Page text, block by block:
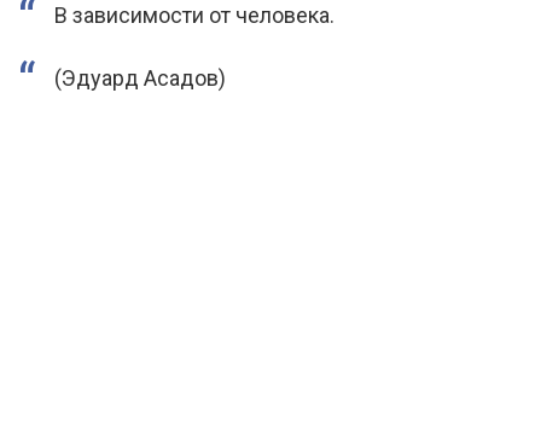
В зависимости от человека.
(Эдуард Асадов)